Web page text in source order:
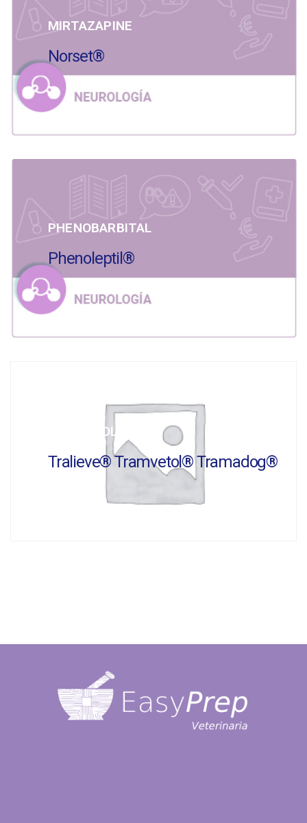
MIRTAZAPINE
Norset®
PHENOBARBITAL
Phenoleptil®
TRAMADOL
Tralieve® Tramvetol® Tramadog®